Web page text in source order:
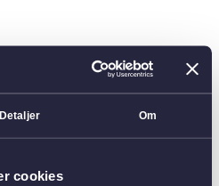
Detaljer Om
cookies